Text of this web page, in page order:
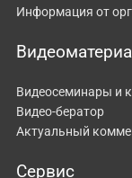
Информация от
Видеосеминары и
Видео-бератор
Актуальный
Сервис